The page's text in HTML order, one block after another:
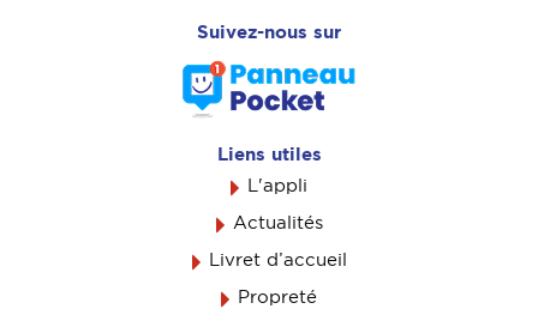
Suivez-nous sur
Liens utiles
L'appli
Actualités
Livret d’accueil
Propreté